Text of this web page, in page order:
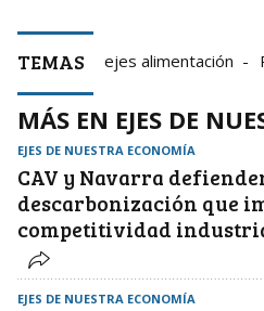
TEMAS ejes alimentación
Agricultura ecológica
Paladar
MÁS EN EJES DE
EJES DE NUESTRA ECONOMÍA
CAV y Navarra
descarbonización que
competitividad
EJES DE NUESTRA ECONOMÍA